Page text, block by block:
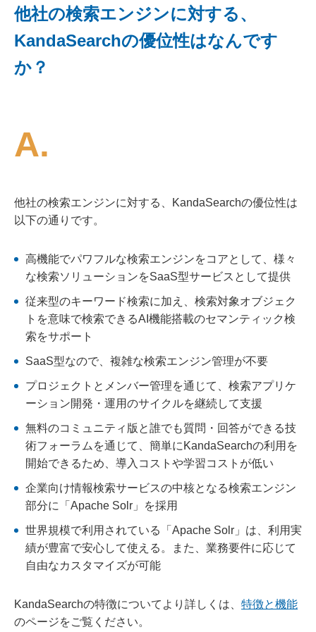
他社の検索エンジンに対する、
KandaSearchの優位性はなんです
か？
A.
他社の検索エンジンに対する、KandaSearchの優位性は
以下の通りです。
高機能でパワフルな検索エンジンをコアとして、様々
な検索ソリューションをSaaS型サービスとして提供
従来型のキーワード検索に加え、検索対象オブジェク
トを意味で検索できるAI機能搭載のセマンティック検
索をサポート
SaaS型なので、複雑な検索エンジン管理が不要
プロジェクトとメンバー管理を通じて、検索アプリケ
ーション開発・運用のサイクルを継続して支援
無料のコミュニティ版と誰でも質問・回答ができる技
術フォーラムを通じて、簡単にKandaSearchの利用を
開始できるため、導入コストや学習コストが低い
企業向け情報検索サービスの中核となる検索エンジン
部分に「Apache Solr」を採用
世界規模で利用されている「Apache Solr」は、利用実
績が豊富で安心して使える。また、業務要件に応じて
自由なカスタマイズが可能
KandaSearchの特徴についてより詳しくは、 特徴と機能
のページをご覧ください。